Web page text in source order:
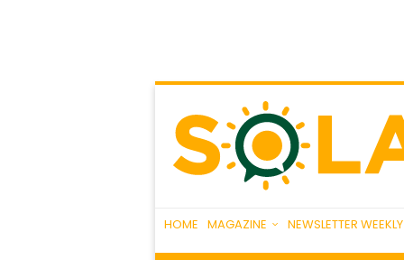
HOME MAGAZINE NEWSLETTER WEEKLY